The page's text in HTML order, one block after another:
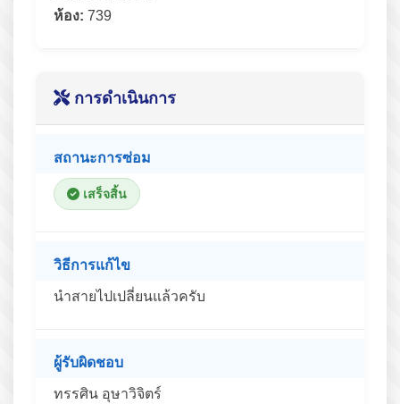
ห้อง: 739
การดำเนินการ
สถานะการซ่อม
เสร็จสิ้น
วิธีการแก้ไข
นำสายไปเปลี่ยนแล้วครับ
ผู้รับผิดชอบ
ทรรศิน อุษาวิจิตร์